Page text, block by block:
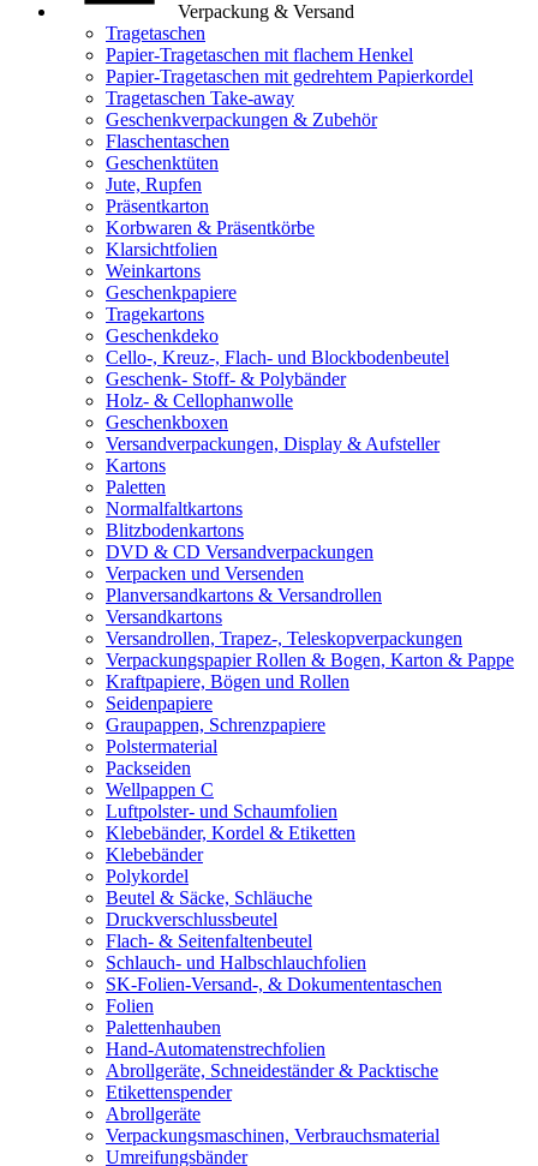
Verpackung & Versand
Tragetaschen
Papier-Tragetaschen mit flachem Henkel
Papier-Tragetaschen mit gedrehtem Papierkordel
Tragetaschen Take-away
Geschenkverpackungen & Zubehör
Flaschentaschen
Geschenktüten
Jute, Rupfen
Präsentkarton
Korbwaren & Präsentkörbe
Klarsichtfolien
Weinkartons
Geschenkpapiere
Tragekartons
Geschenkdeko
Cello-, Kreuz-, Flach- und Blockbodenbeutel
Geschenk- Stoff- & Polybänder
Holz- & Cellophanwolle
Geschenkboxen
Versandverpackungen, Display & Aufsteller
Kartons
Paletten
Normalfaltkartons
Blitzbodenkartons
DVD & CD Versandverpackungen
Verpacken und Versenden
Planversandkartons & Versandrollen
Versandkartons
Versandrollen, Trapez-, Teleskopverpackungen
Verpackungspapier Rollen & Bogen, Karton & Pappe
Kraftpapiere, Bögen und Rollen
Seidenpapiere
Graupappen, Schrenzpapiere
Polstermaterial
Packseiden
Wellpappen C
Luftpolster- und Schaumfolien
Klebebänder, Kordel & Etiketten
Klebebänder
Polykordel
Beutel & Säcke, Schläuche
Druckverschlussbeutel
Flach- & Seitenfaltenbeutel
Schlauch- und Halbschlauchfolien
SK-Folien-Versand-, & Dokumententaschen
Folien
Palettenhauben
Hand-Automatenstrechfolien
Abrollgeräte, Schneideständer & Packtische
Etikettenspender
Abrollgeräte
Verpackungsmaschinen, Verbrauchsmaterial
Umreifungsbänder